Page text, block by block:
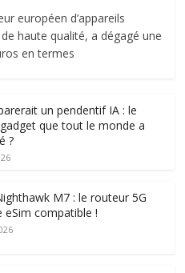
européen d’appareils
haute qualité, a dégagé une
en termes
un pendentif IA : le
que tout le monde a
?
M7 : le routeur 5G
eSim compatible !